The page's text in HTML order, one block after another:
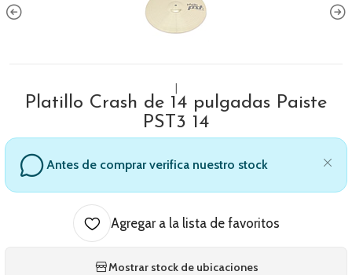
Platillo Crash de 14 pulgadas Paiste
PST3 14
Antes de comprar verifica nuestro stock
Agregar a la lista de favoritos
Mostrar stock de ubicaciones